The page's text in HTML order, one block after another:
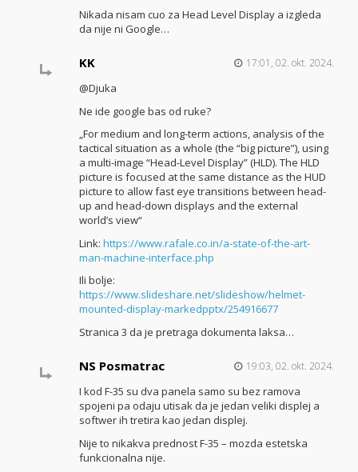
Nikada nisam cuo za Head Level Display a izgleda
da nije ni Google…
KK 17:01, 02. okt. 2024.
@Djuka
Ne ide google bas od ruke?
„For medium and long-term actions, analysis of the
tactical situation as a whole (the “big picture”), using
a multi-image “Head-Level Display” (HLD). The HLD
picture is focused at the same distance as the HUD
picture to allow fast eye transitions between head-
up and head-down displays and the external
world’s view“
Link: https://www.rafale.co.in/a-state-of-the-art-
man-machine-interface.php
Ili bolje:
https://www.slideshare.net/slideshow/helmet-
mounted-display-markedpptx/254916677
Stranica 3 da je pretraga dokumenta laksa…
NS Posmatrac 19:03, 02. okt. 2024.
I kod F-35 su dva panela samo su bez ramova
spojeni pa odaju utisak da je jedan veliki displej a
softwer ih tretira kao jedan displej.
Nije to nikakva prednost F-35 – mozda estetska
funkcionalna nije.